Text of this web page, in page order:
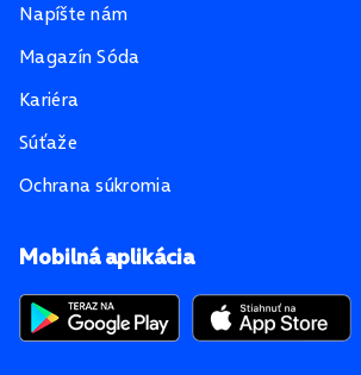
Mobilná aplikácia
Napíšte nám
Magazín Sóda
Kariéra
Súťaže
Ochrana súkromia